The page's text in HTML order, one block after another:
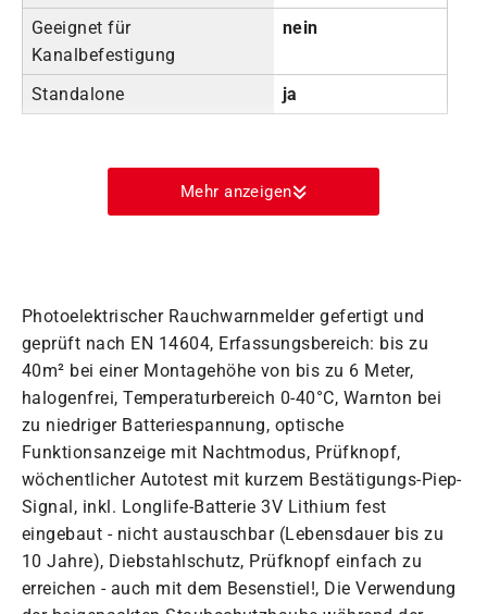
Geeignet für
Kanalbefestigung
nein
Standalone ja
Mehr anzeigen
Photoelektrischer Rauchwarnmelder gefertigt und
geprüft nach EN 14604, Erfassungsbereich: bis zu
40m² bei einer Montagehöhe von bis zu 6 Meter,
halogenfrei, Temperaturbereich 0-40°C, Warnton bei
zu niedriger Batteriespannung, optische
Funktionsanzeige mit Nachtmodus, Prüfknopf,
wöchentlicher Autotest mit kurzem Bestätigungs-Piep-
Signal, inkl. Longlife-Batterie 3V Lithium fest
eingebaut - nicht austauschbar (Lebensdauer bis zu
10 Jahre), Diebstahlschutz, Prüfknopf einfach zu
erreichen - auch mit dem Besenstiel!, Die Verwendung